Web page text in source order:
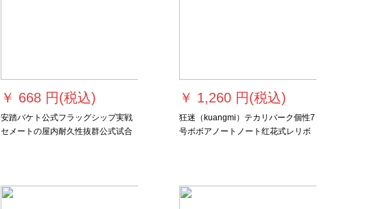
￥ 668 円(税込)
安踏バケト公式フラッグシップ実戦
セメートの屋内耐久性抜群公式试合
￥ 1,260 円(税込)
狂迷（kuangmi）テカリバーク個性7
号ボボアノートノート红花式レリボ